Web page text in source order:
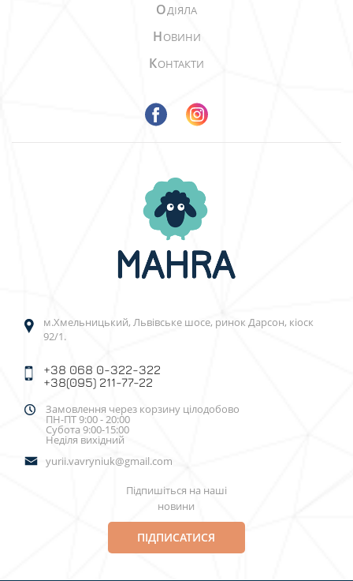
ОДІЯЛА
НОВИНИ
КОНТАКТИ
м.Хмельницький, Львівське шосе, ринок Дарсон, кіоск
92/1.
+38 068 0-322-322
+38(095) 211-77-22
Замовлення через корзину цілодобово
ПН-ПТ 9:00 - 20:00
Субота 9:00-15:00
Неділя вихідний
yurii.vavryniuk@gmail.com
Підпишіться на наші
новини
ПІДПИСАТИСЯ